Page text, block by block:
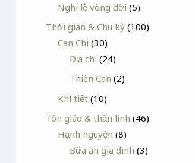
Nghi lễ vòng đời (5)
Thời gian & Chu kỳ (100)
Can Chi (30)
Địa chi (24)
Thiên Can (2)
Khí tiết (10)
Tôn giáo & thần linh (46)
Hạnh nguyện (8)
Bữa ăn gia đình (3)